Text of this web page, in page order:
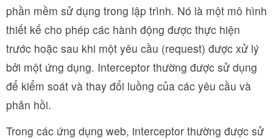
phần mềm sử dụng trong lập trình. Nó là một mô hình
thiết kế cho phép các hành động được thực hiện
trước hoặc sau khi một yêu cầu (request) được xử lý
bởi một ứng dụng. Interceptor thường được sử dụng
để kiểm soát và thay đổi luồng của các yêu cầu và
phản hồi.
Trong các ứng dụng web, interceptor thường được sử